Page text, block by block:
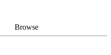
Browse